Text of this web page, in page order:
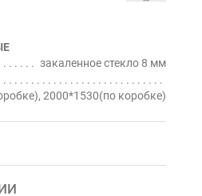
закаленное стекло 8 мм
2000*1530(по коробке)